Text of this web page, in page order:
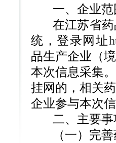
一、企业
在江苏省
统，登录网址
品生产企业（
本次信息采集
挂网的，相关
企业参与本次
二、主要事
（一）完